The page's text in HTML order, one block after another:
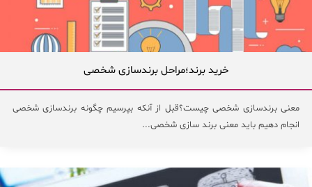
خرید برند؛مراحل برندسازی شخصی
معنی برندسازی شخصی چیست؟قبل از آنکه بپرسیم چگونه برندسازی شخصی
انجام دهیم باید معنی برند سازی شخصی...